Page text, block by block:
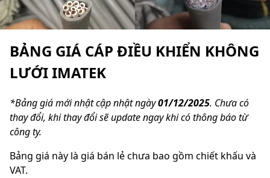
BẢNG GIÁ CÁP ĐIỀU KHIỂN KHÔNG
LƯỚI IMATEK
*Bảng giá mới nhật cập nhật ngày01/12/2025. Chưa có
thay đổi, khi thay đổi sẽ update ngay khi có thông báo từ
công ty.
Bảng giá này là giá bán lẻ chưa bao gồm chiết khấu và
VAT.